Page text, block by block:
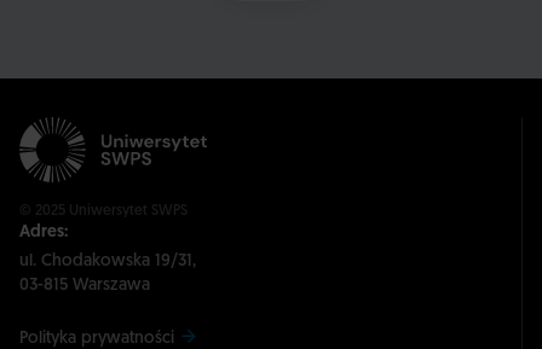
© 2025 Uniwersytet SWPS
Adres:
ul. Chodakowska 19/31,
03-815 Warszawa
Polityka prywatności